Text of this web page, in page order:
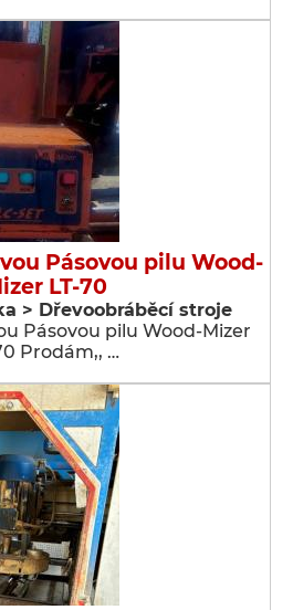
Pásovou pilu Wood-
LT-70
> Dřevoobráběcí stroje
Pásovou pilu Wood-Mizer
Prodám,, …